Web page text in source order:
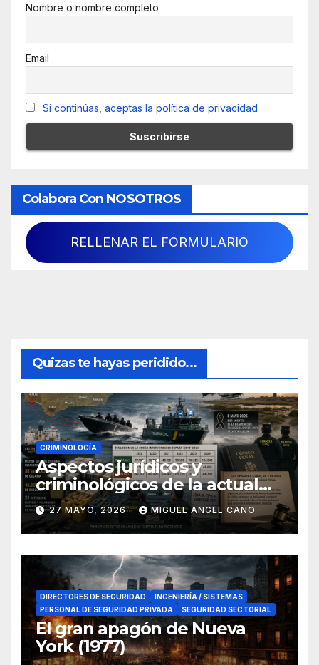
Nombre o nombre completo
Email
Si continúas, aceptas la política de privacidad
Colabora Con NOSOTROS
RELLENAR EL FORMULARIO
Quizas te hayas peridido...
CRIMINOLOGÍA
Aspectos jurídicos y
criminológicos de la actual
lucha contra el narcotráfico
en el sur de España
27 MAYO, 2026 MIGUEL ANGEL CANO
DIRECTORES DE SEGURIDAD
INGENIERÍA / SISTEMAS
PERSONAL DE SEGURIDAD PRIVADA
SEGURIDAD SECTORIAL
El gran apagón de Nueva
York (1977)